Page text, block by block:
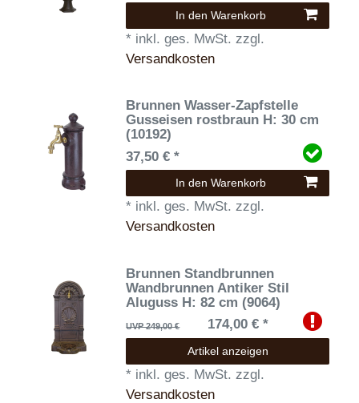
In den Warenkorb
* inkl. ges. MwSt. zzgl.
Versandkosten
Brunnen Wasser-Zapfstelle
Gusseisen rostbraun H: 30 cm
(10192)
37,50 € *
In den Warenkorb
* inkl. ges. MwSt. zzgl.
Versandkosten
Brunnen Standbrunnen
Wandbrunnen Antiker Stil
Aluguss H: 82 cm (9064)
UVP 249,00 € 174,00 € *
Artikel anzeigen
* inkl. ges. MwSt. zzgl.
Versandkosten